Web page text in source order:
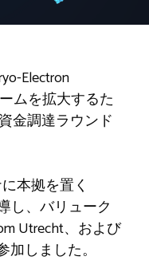
Electron
ムを拡大するた
金調達ラウンド
本拠を置く
し、バリューク
Utrecht、および
加しました。